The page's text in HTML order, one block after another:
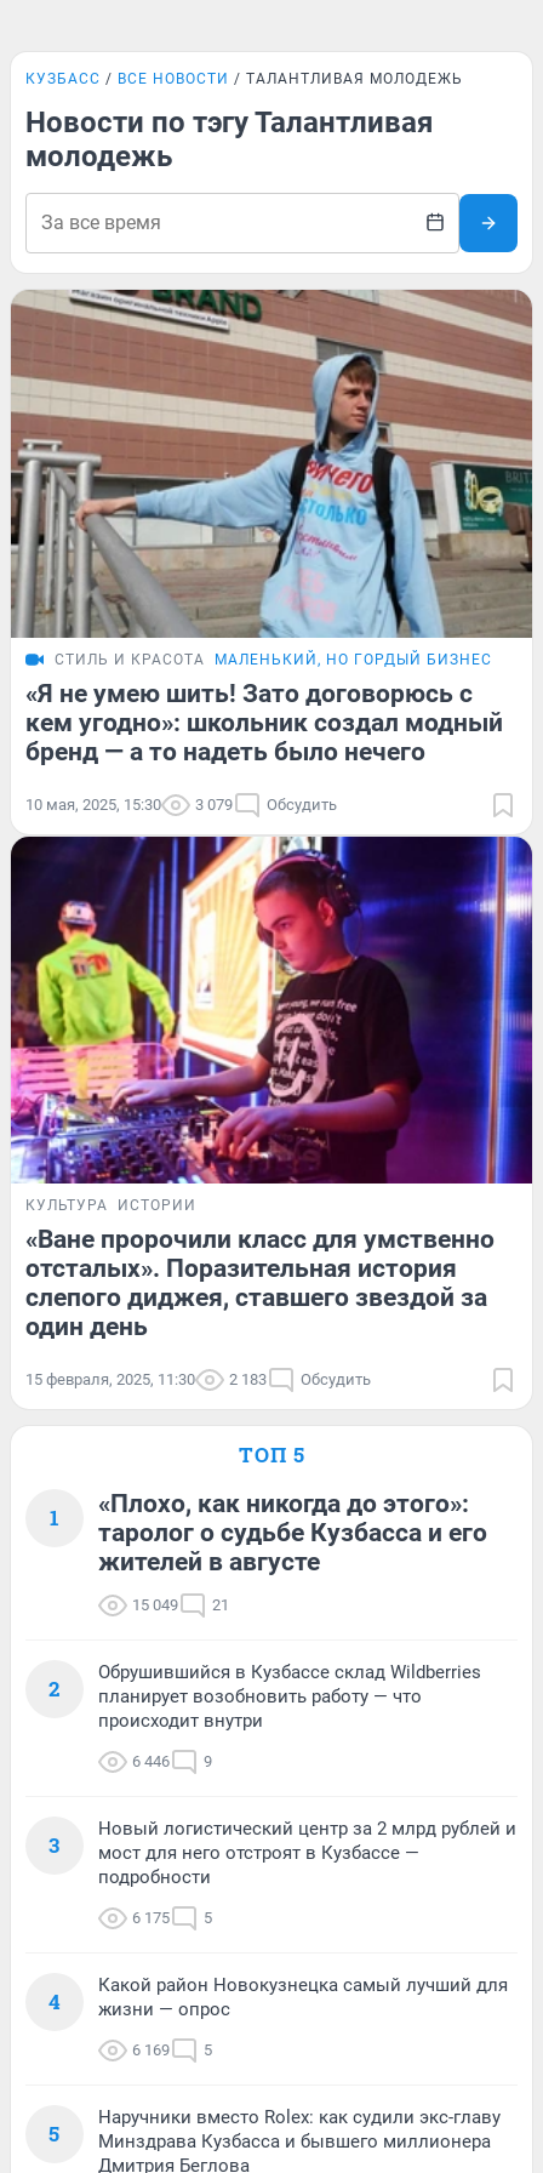
КУЗБАСС ВСЕ НОВОСТИ ТАЛАНТЛИВАЯ МОЛОДЕЖЬ
Новости по тэгу Талантливая
молодежь
СТИЛЬ И КРАСОТА МАЛЕНЬКИЙ, НО ГОРДЫЙ БИЗНЕС
«Я не умею шить! Зато договорюсь с
кем угодно»: школьник создал модный
бренд — а то надеть было нечего
10 мая, 2025, 15:30 3 079 Обсудить
КУЛЬТУРА ИСТОРИИ
«Ване пророчили класс для умственно
отсталых». Поразительная история
слепого диджея, ставшего звездой за
один день
15 февраля, 2025, 11:30 2 183 Обсудить
ТОП 5
1
«Плохо, как никогда до этого»:
таролог о судьбе Кузбасса и его
жителей в августе
15 049 21
2
Обрушившийся в Кузбассе склад Wildberries
планирует возобновить работу — что
происходит внутри
6 446 9
3
Новый логистический центр за 2 млрд рублей и
мост для него отстроят в Кузбассе —
подробности
6 175 5
4
Какой район Новокузнецка самый лучший для
жизни — опрос
6 169 5
5
Наручники вместо Rolex: как судили экс-главу
Минздрава Кузбасса и бывшего миллионера
Дмитрия Беглова